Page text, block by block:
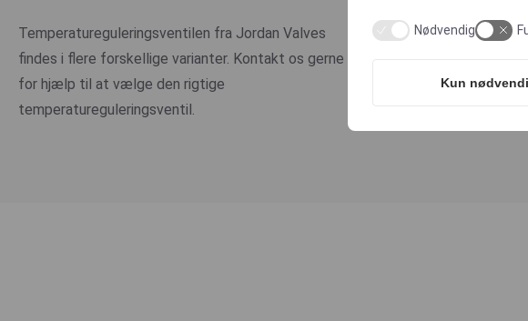
Temperatureguleringsventilen fra Jordan Valves
findes i flere forskellige varianter. Kontakt os gerne
for hjælp til at vælge den rigtige
temperatureguleringsventil.
Nødvendig
Kun